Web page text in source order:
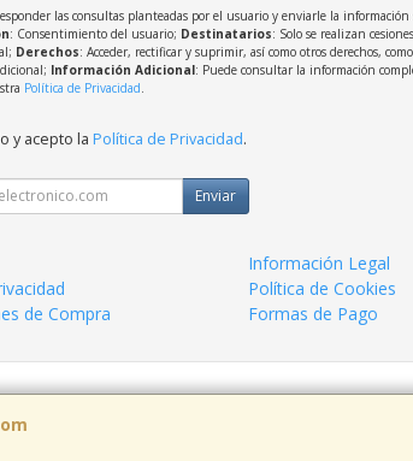
las consultas planteadas por el usuario y enviarle la información
: Consentimiento del usuario; Destinatarios: Solo se realizan
Derechos: Acceder, rectificar y suprimir, así como otros derechos,
Información Adicional: Puede consultar la información
Política de Privacidad
y acepto la Política de Privacidad.
Enviar
Información Legal
Política de Cookies
de Compra
Formas de Pago
938963820